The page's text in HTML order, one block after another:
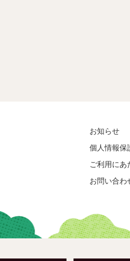
お知らせ
個人情報保
ご利用にあ
お問い合わ